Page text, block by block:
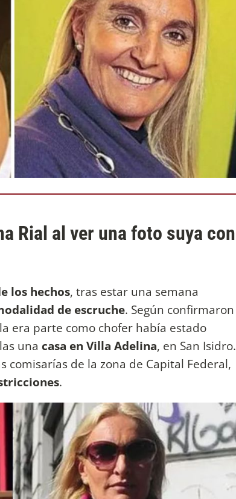
Rial al ver una foto suya con
los hechos, tras estar una semana
de escruche. Según confirmaron
era parte como chofer había estado
una casa en Villa Adelina, en San Isidro.
de la zona de Capital Federal,
.